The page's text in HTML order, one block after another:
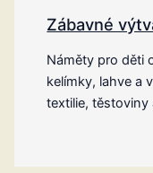
Zábavné
Náměty pro děti
kelímky, lahve a
textilie,